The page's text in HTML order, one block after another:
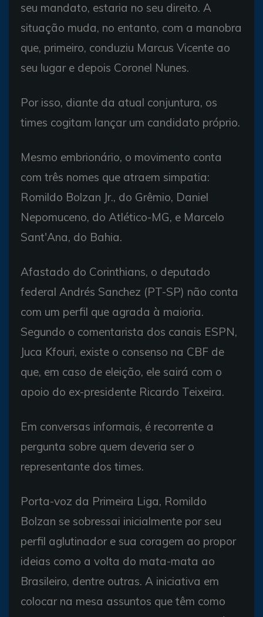
seu mandato, estaria no seu direito. A
situação muda, no entanto, com a manobra
que, primeiro, conduziu Marcus Vicente ao
seu lugar e depois Coronel Nunes.
Por isso, diante da atual conjuntura, os
times cogitam lançar um candidato próprio.
Mesmo embrionário, o movimento conta
com três nomes que atraem simpatia:
Romildo Bolzan Jr., do Grêmio, Daniel
Nepomuceno, do Atlético-MG, e Marcelo
Sant'Ana, do Bahia.
Afastado do Corinthians, o deputado
federal Andrés Sanchez (PT-SP) não conta
com um perfil que agrada à maioria.
Segundo o comentarista dos canais ESPN,
Juca Kfouri, existe o consenso na CBF de
que, em caso de eleição, ele sairá com o
apoio do ex-presidente Ricardo Teixeira.
Em conversas informais, é recorrente a
pergunta sobre quem deveria ser o
representante dos times.
Porta-voz da Primeira Liga, Romildo
Bolzan se sobressai inicialmente por seu
perfil aglutinador e sua coragem ao propor
ideias como a volta do mata-mata ao
Brasileiro, dentre outras. A iniciativa em
colocar na mesa assuntos que têm como